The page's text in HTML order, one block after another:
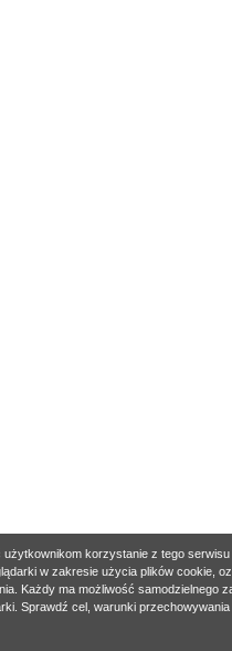
użytkownikom korzystanie z tego
w zakresie użycia plików cookie,
Każdy ma możliwość samodzielnego
Sprawdź cel, warunki